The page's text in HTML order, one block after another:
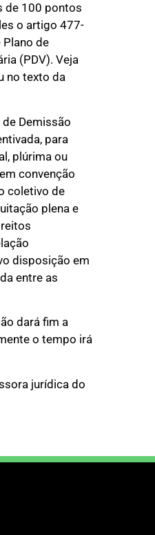
de 100 pontos
o artigo 477-
Plano de
(PDV). Veja
no texto da
de Demissão
para
plúrima ou
convenção
coletivo de
plena e
disposição em
entre as
dará fim a
o tempo irá
jurídica do